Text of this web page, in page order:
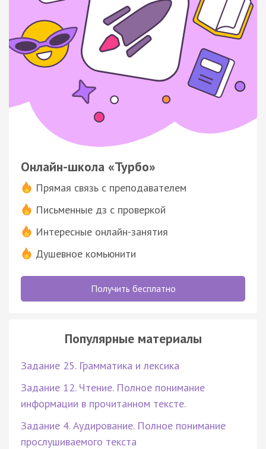
Онлайн-школа «Турбо»
Прямая связь с преподавателем
Письменные дз с проверкой
Интересные онлайн-занятия
Душевное комьюнити
Получить бесплатно
Популярные материалы
Задание 25. Грамматика и лексика
Задание 12. Чтение. Полное понимание
информации в прочитанном тексте.
Задание 4. Аудирование. Полное понимание
прослушиваемого текста